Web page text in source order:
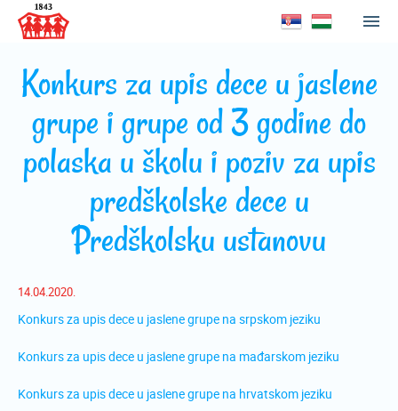
Konkurs za upis dece u jaslene
grupe i grupe od 3 godine do
polaska u školu i poziv za upis
predškolske dece u
Predškolsku ustanovu
14.04.2020.
Konkurs za upis dece u jaslene grupe na srpskom jeziku
Konkurs za upis dece u jaslene grupe na mađarskom jeziku
Konkurs za upis dece u jaslene grupe na hrvatskom jeziku